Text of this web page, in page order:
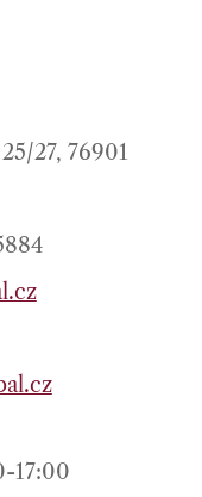
27, 76901
17:00